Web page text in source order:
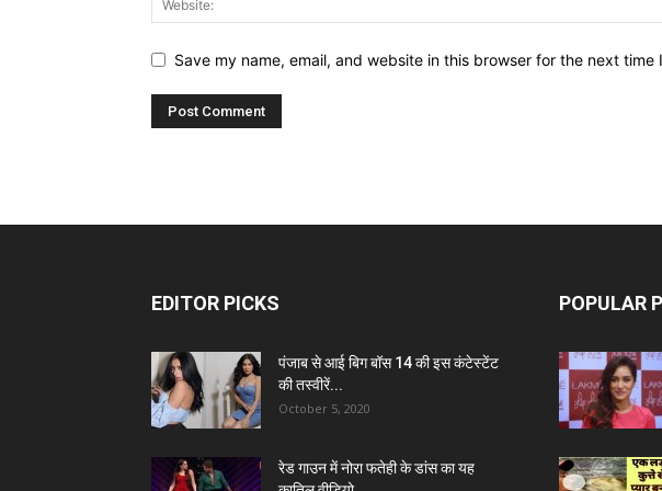
Save my name, email, and website in this browser for the next time
EDITOR PICKS
पंजाब से आई बिग बॉस 14 की इस कंटेस्टेंट
की तस्वीरें...
October 5, 2020
रेड गाउन में नोरा फतेही के डांस का यह
POPULAR